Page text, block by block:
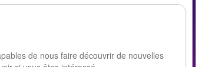
de nous faire découvrir de nouvelles